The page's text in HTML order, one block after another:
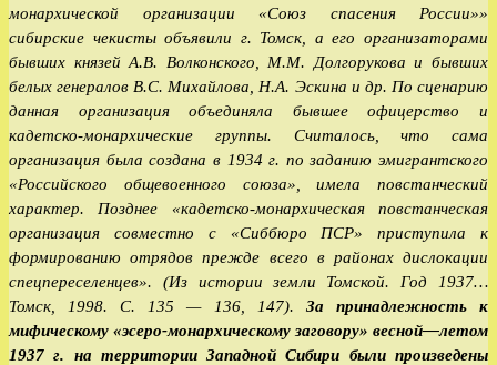
монархической организации «Союз спасения России»»
сибирские чекисты объявили г. Томск, а его организаторами
бывших князей А.В. Волконского, М.М. Долгорукова и бывших
белых генералов В.С. Михайлова, Н.А. Эскина и др. По сценарию
данная организация объединяла бывшее офицерство и
кадетско-монархические группы. Считалось, что сама
организация была создана в 1934 г. по заданию эмигрантского
«Российского общевоенного союза», имела повстанческий
характер. Позднее «кадетско-монархическая повстанческая
организация совместно с «Сиббюро ПСР» приступила к
формированию отрядов прежде всего в районах дислокации
спецпереселенцев». (Из истории земли Томской. Год 1937…
Томск, 1998. С. 135 — 136, 147). За принадлежность к
мифическому «эсеро-монархическому заговору» весной—летом
1937 г. на территории Западной Сибири были произведены